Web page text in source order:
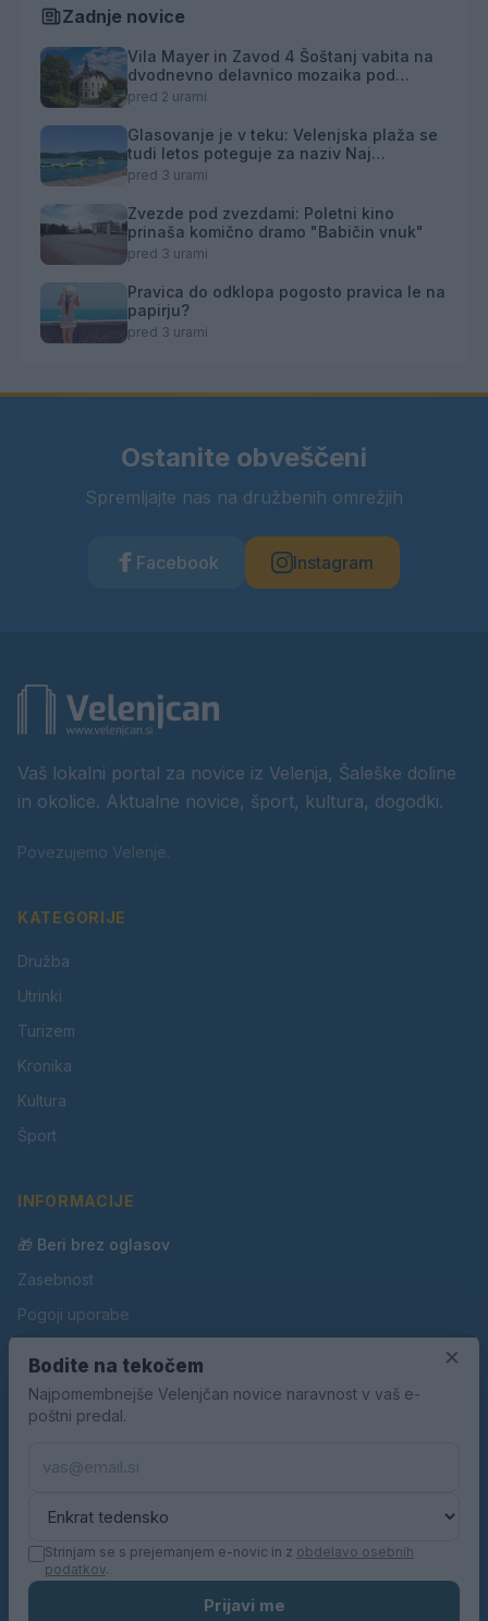
Zadnje novice
Vila Mayer in Zavod 4 Šoštanj vabita na
dvodnevno delavnico mozaika pod
mentorstvom Mojce Marije Černivšek
pred 2 urami
Glasovanje je v teku: Velenjska plaža se
tudi letos poteguje za naziv Naj
kopališče
pred 3 urami
Zvezde pod zvezdami: Poletni kino
prinaša komično dramo "Babičin vnuk"
pred 3 urami
Pravica do odklopa pogosto pravica le na
papirju?
pred 3 urami
Ostanite obveščeni
Spremljajte nas na družbenih omrežjih
Facebook Instagram
Vaš lokalni portal za novice iz Velenja, Šaleške doline
in okolice. Aktualne novice, šport, kultura, dogodki.
Povezujemo Velenje.
KATEGORIJE
Družba
Utrinki
Turizem
Kronika
Kultura
Šport
INFORMACIJE
🎁 Beri brez oglasov
Zasebnost
Pogoji uporabe
Oglaševanje
Kontakt
×
Bodite na tekočem
Najpomembnejše Velenjčan novice naravnost v vaš e-
poštni predal.
Strinjam se s prejemanjem e-novic in z obdelavo osebnih
podatkov.
Prijavi me